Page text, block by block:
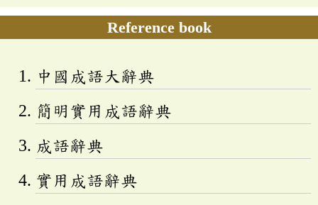
Reference book
中國成語大辭典
簡明實用成語辭典
成語辭典
實用成語辭典